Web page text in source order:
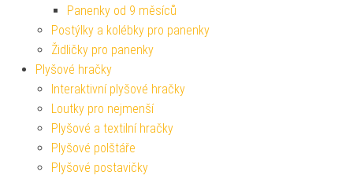
Panenky od 9 měsíců
Postýlky a kolébky pro panenky
Židličky pro panenky
Plyšové hračky
Interaktivní plyšové hračky
Loutky pro nejmenší
Plyšové a textilní hračky
Plyšové polštáře
Plyšové postavičky